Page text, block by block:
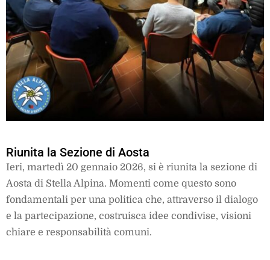
Riunita la Sezione di Aosta
Ieri, martedì 20 gennaio 2026, si è riunita la sezione di
Aosta di Stella Alpina. Momenti come questo sono
fondamentali per una politica che, attraverso il dialogo
e la partecipazione, costruisca idee condivise, visioni
chiare e responsabilità comuni.